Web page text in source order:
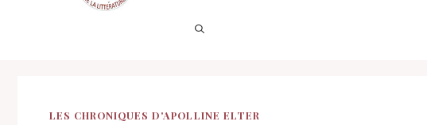
LES CHRONIQUES D'APOLLINE ELTER